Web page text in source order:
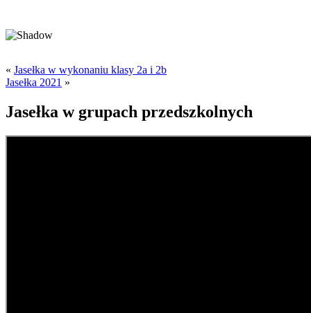
« Jasełka w wykonaniu klasy 2a i 2b
Jasełka 2021 »
Jasełka w grupach przedszkolnych